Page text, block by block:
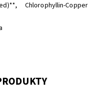
Chlorophyllin-Copper